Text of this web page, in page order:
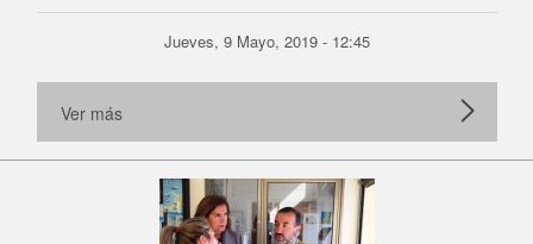
Jueves, 9 Mayo, 2019 - 12:45
Ver más